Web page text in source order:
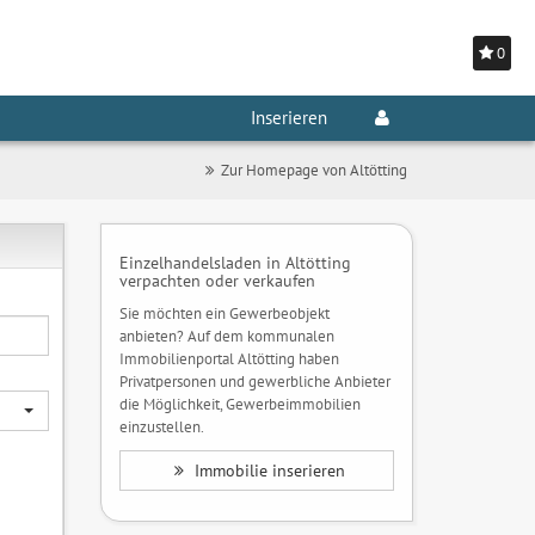
0
Inserieren
Zur Homepage von Altötting
Einzelhandelsladen in Altötting
verpachten oder verkaufen
Sie möchten ein Gewerbeobjekt
anbieten? Auf dem kommunalen
Immobilienportal Altötting haben
Privatpersonen und gewerbliche Anbieter
die Möglichkeit, Gewerbeimmobilien
einzustellen.
Immobilie inserieren